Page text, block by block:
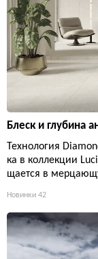
Блеск и глубина
Технология
ка в коллекции
щается в
Новинки 42